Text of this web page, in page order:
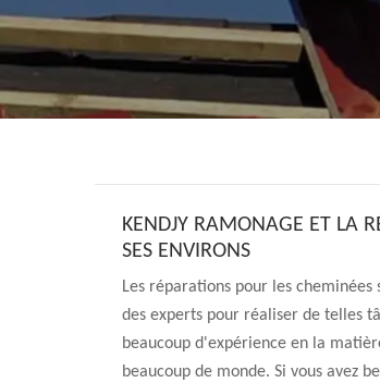
KENDJY RAMONAGE ET LA
SES ENVIRONS
Les réparations pour les
des experts pour réaliser de telles
beaucoup d'expérience en la
beaucoup de monde. Si vous avez